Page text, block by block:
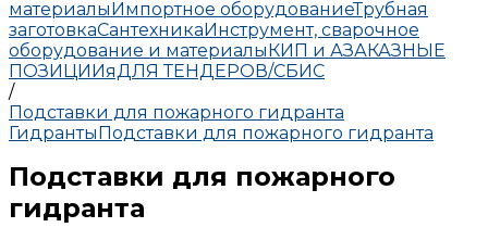
материалыИмпортное оборудованиеТрубная
заготовкаСантехникаИнструмент, сварочное
оборудование и материалыКИП и АЗАКАЗНЫЕ
ПОЗИЦИИяДЛЯ ТЕНДЕРОВ/СБИС
/
Подставки для пожарного гидранта
ГидрантыПодставки для пожарного гидранта
Подставки для пожарного
гидранта